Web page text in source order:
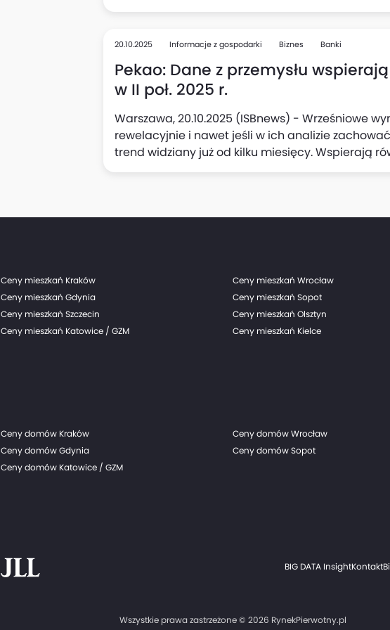
polskiego przemysłu, oceniają Adam Antoniak,
w przetwórstwie oraz podwyższony wzrost
mogą skłonić Radę Polityki Pieniężnej (RPP) do
stóp procentowych w listopadzie.
20.10.2025 Informacje z gospodarki Biznes Banki
Pekao: Dane z przemysłu
w II poł. 2025 r.
Warszawa, 20.10.2025 (ISBnews) - Wrześniowe
rewelacyjnie i nawet jeśli w ich analizie
trend widziany już od kilku miesięcy. Wspierają
połowie tego roku, uważa Departament Analiz
Ceny mieszkań Kraków Ceny mieszkań Wrocław
Ceny mieszkań Gdynia Ceny mieszkań Sopot
Ceny mieszkań Szczecin Ceny mieszkań Olsztyn
Ceny mieszkań Katowice / GZM Ceny mieszkań Kielce
Ceny domów Kraków Ceny domów Wrocław
Ceny domów Gdynia Ceny domów Sopot
Ceny domów Katowice / GZM
BIG DATA InsightKontakt
Wszystkie prawa zastrzeżone © 2026 RynekPierwotny.pl